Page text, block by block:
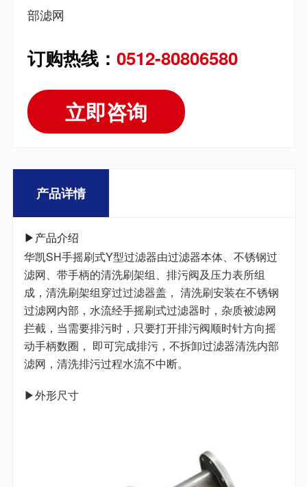
部滤网
订购热线： 0512-80806580
立即咨询
产品详情
▶产品介绍
华凯SH手摇刷式Y型过滤器由过滤器本体、不锈钢过
滤网、带手柄的清洗刷架组、排污阀及压力表所组
成，清洗刷架组穿过过滤器盖， 清洗刷安装在不锈钢
过滤网内部，水流经手摇刷式过滤器时，杂质被滤网
拦截，当需要排污时，只要打开排污阀顺时针方向摇
动手柄数圈， 即可完成排污，不拆卸过滤器清洗内部
滤网，清洗排污过程水流不中断。
▶外形尺寸